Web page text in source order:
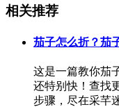
相关推荐
茄子怎么折？茄
这是一篇教你茄
还特别快！查找
步骤，尽在采芊